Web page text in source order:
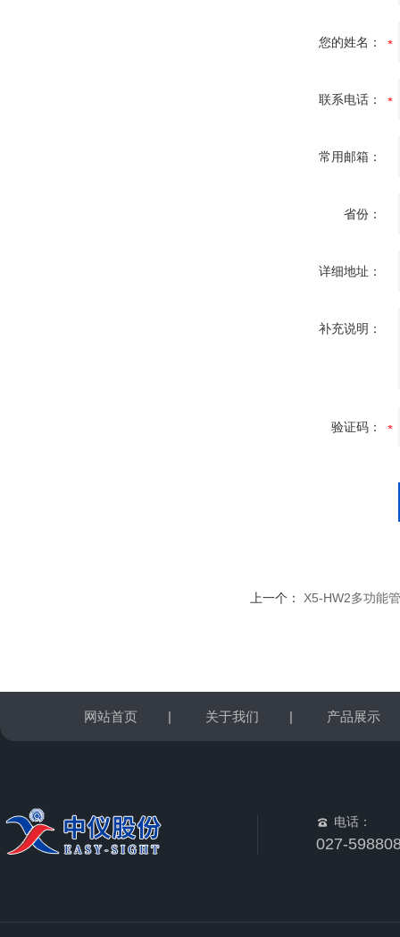
您的姓名：
联系电话：
常用邮箱：
省份：
详细地址：
补充说明：
验证码：
上一个： X5-HW2多功能
网站首页 | 关于我们 | 产品展示
电话：
027-